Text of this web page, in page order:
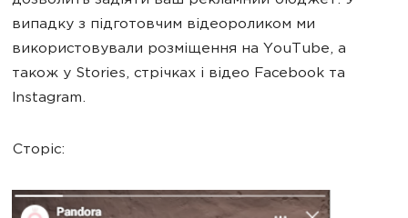
випадку з підготовчим відеороликом ми
використовували розміщення на YouTube, а
також у Stories, стрічках і відео Facebook та
Instagram.
Сторіс: